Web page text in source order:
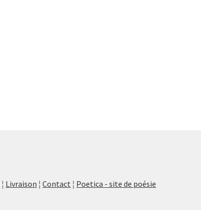
¦ Livraison ¦Contact ¦ Poetica - site de poésie